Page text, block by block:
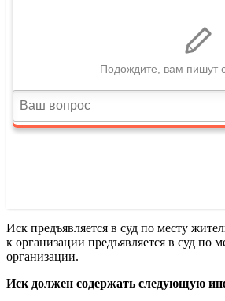
Иск предъявляется в суд по месту
к организации предъявляется в суд по
организации.
Иск должен содержать следующую